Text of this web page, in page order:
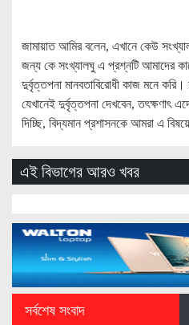
জামায়াত আমির বলেন, এখানে কেউ
জন্য কে সংখ্যালঘু এ প্রশ্নটি আমাদের
দুর্বৃত্তপনা মানবতাবিরোধী কাজ মনে
যেখানেই দুর্বৃত্তপনা দেখবেন, তৎক্ষণাৎ
দিচ্ছি, বিদ্যমান প্রশাসনকে আমরা এ
এই বিভাগের আরও খবর
সর্বশেষ সংবাদ